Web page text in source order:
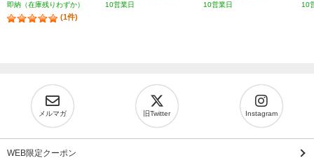
即納（在庫残りわずか）
(1件)
10営業日
10営業日
10
メルマガ 旧Twitter Instagram
WEB限定クーポン